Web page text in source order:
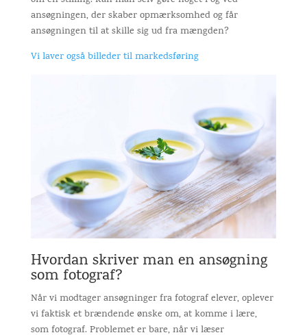
ansøgningen, der skaber opmærksomhed og får
ansøgningen til at skille sig ud fra mængden?
Vi laver også billeder til markedsføring
Hvordan skriver man en ansøgning
som fotograf?
Når vi modtager ansøgninger fra fotograf elever, oplever
vi faktisk et brændende ønske om, at komme i lære,
som fotograf. Problemet er bare, når vi læser